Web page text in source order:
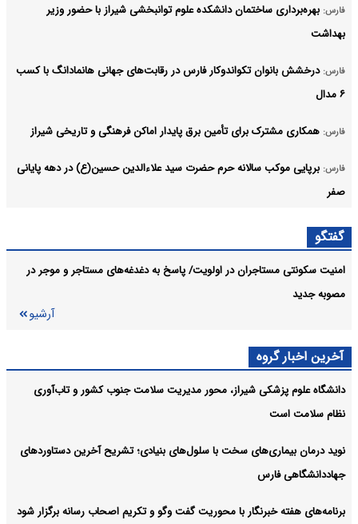
فارس: بهره‌برداری ساختمان دانشکده علوم توانبخشی شیراز با حضور وزیر
بهداشت
فارس: درخشش بانوان تکواندوکار فارس در رقابت‌های جهانی هانمادانگ‌ با کسب
۶ مدال
فارس: همکاری مشترک برای تأمین برق پایدار اماکن فرهنگی و تاریخی شیراز
فارس: برپایی موکب سالانه حرم حضرت سید علاءالدین حسین(ع) در دهه پایانی
صفر
فارس: عزم جدی اتحادیه مشاغل فصلی برای ساماندهی ساختار صنفی و توسعه
خدمات حمایتی
فارس: تدوین نقشه راه اشتغال فارس در سال آینده با رویکرد هم‌افزایی
فارس: فارس برای تقویت جایگاه سالمندان، پارک اختصاصی طراحی می‌کند
آرشیو
گفتگو
امنیت سکونتی مستاجران در اولویت/ پاسخ به دغدغه‌های مستاجر و‌ موجر در
مصوبه جدید
آرشیو
آخرین اخبار گروه
دانشگاه علوم پزشکی شیراز، محور مدیریت سلامت جنوب کشور و تاب‌آوری
نظام سلامت است
نوید درمان بیماری‌های سخت با سلول‌های بنیادی؛ تشریح آخرین دستاوردهای
جهاددانشگاهی فارس
برنامه‌های هفته خبرنگار با محوریت گفت وگو و تکریم اصحاب رسانه برگزار شود